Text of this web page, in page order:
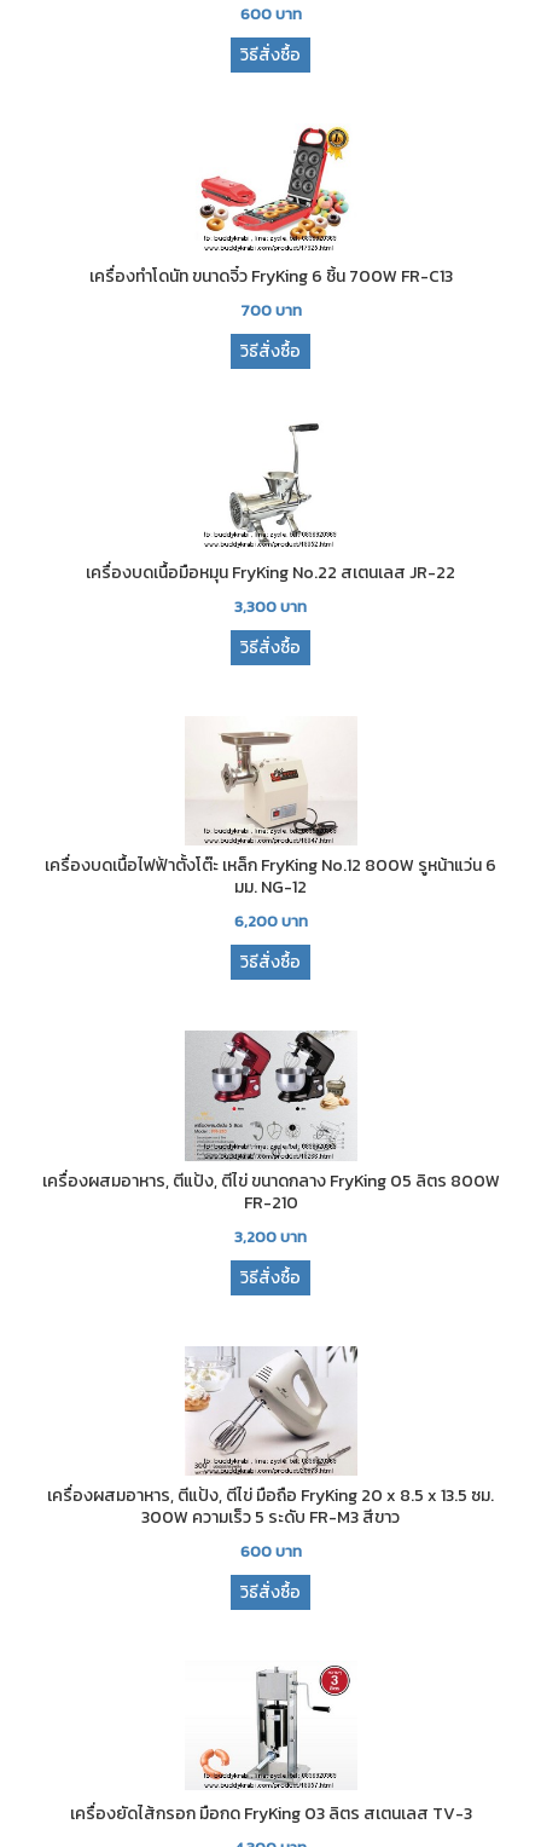
600บาท
วิธีสั่งซื้อ
เครื่องทำโดนัท ขนาดจิ๋ว FryKing 6 ชิ้น 700W FR-C13
700บาท
วิธีสั่งซื้อ
เครื่องบดเนื้อมือหมุน FryKing No.22 สเตนเลส JR-22
3,300บาท
วิธีสั่งซื้อ
เครื่องบดเนื้อไฟฟ้าตั้งโต๊ะ เหล็ก FryKing No.12 800W รูหน้าแว่น 6
มม. NG-12
6,200บาท
วิธีสั่งซื้อ
เครื่องผสมอาหาร, ตีแป้ง, ตีไข่ ขนาดกลาง FryKing 05 ลิตร 800W
FR-210
3,200บาท
วิธีสั่งซื้อ
เครื่องผสมอาหาร, ตีแป้ง, ตีไข่ มือถือ FryKing 20 x 8.5 x 13.5 ซม.
300W ความเร็ว 5 ระดับ FR-M3 สีขาว
600บาท
วิธีสั่งซื้อ
เครื่องยัดไส้กรอก มือกด FryKing 03 ลิตร สเตนเลส TV-3